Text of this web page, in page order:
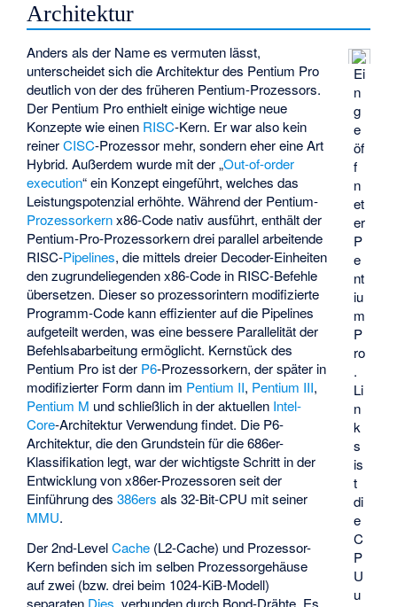
Architektur
Ei
n
g
e
öf
f
n
et
er
P
e
nt
iu
m
P
ro
.
Li
n
k
s
is
t
di
e
C
P
U
u
Anders als der Name es vermuten lässt,
unterscheidet sich die Architektur des Pentium Pro
deutlich von der des früheren Pentium-Prozessors.
Der Pentium Pro enthielt einige wichtige neue
Konzepte wie einen RISC-Kern. Er war also kein
reinerCISC-Prozessor mehr, sondern eher eine Art
Hybrid. Außerdem wurde mit der „Out-of-order
execution“ ein Konzept eingeführt, welches das
Leistungspotenzial erhöhte. Während der Pentium-
Prozessorkernx86-Code nativ ausführt, enthält der
Pentium-Pro-Prozessorkern drei parallel arbeitende
RISC-Pipelines, die mittels dreier Decoder-Einheiten
den zugrundeliegenden x86-Code in RISC-Befehle
übersetzen. Dieser so prozessorintern modifizierte
Programm-Code kann effizienter auf die Pipelines
aufgeteilt werden, was eine bessere Parallelität der
Befehlsabarbeitung ermöglicht. Kernstück des
Pentium Pro ist der P6-Prozessorkern, der später in
modifizierter Form dann im Pentium II, Pentium III,
Pentium M und schließlich in der aktuellen Intel-
Core-Architektur Verwendung findet. Die P6-
Architektur, die den Grundstein für die 686er-
Klassifikation legt, war der wichtigste Schritt in der
Entwicklung von x86er-Prozessoren seit der
Einführung des386ers als 32-Bit-CPU mit seiner
MMU.
Der 2nd-LevelCache (L2-Cache) und Prozessor-
Kern befinden sich im selben Prozessorgehäuse
auf zwei (bzw. drei beim 1024-KiB-Modell)